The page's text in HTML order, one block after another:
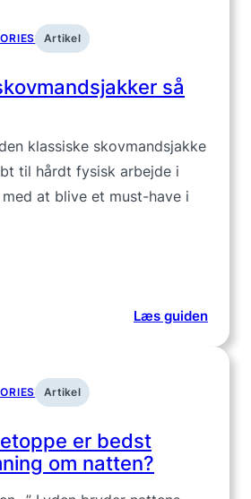
Artikel
så
klassiske skovmandsjakke
til hårdt fysisk arbejde i
at blive et must-have i
Læs guiden:
Artikel
er bedst
om natten?